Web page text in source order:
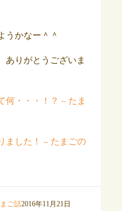
うかなー＾＾
ありがとうございま
何・・・！？ – たま
ました！ – たまごの
ご話2016年11月21日